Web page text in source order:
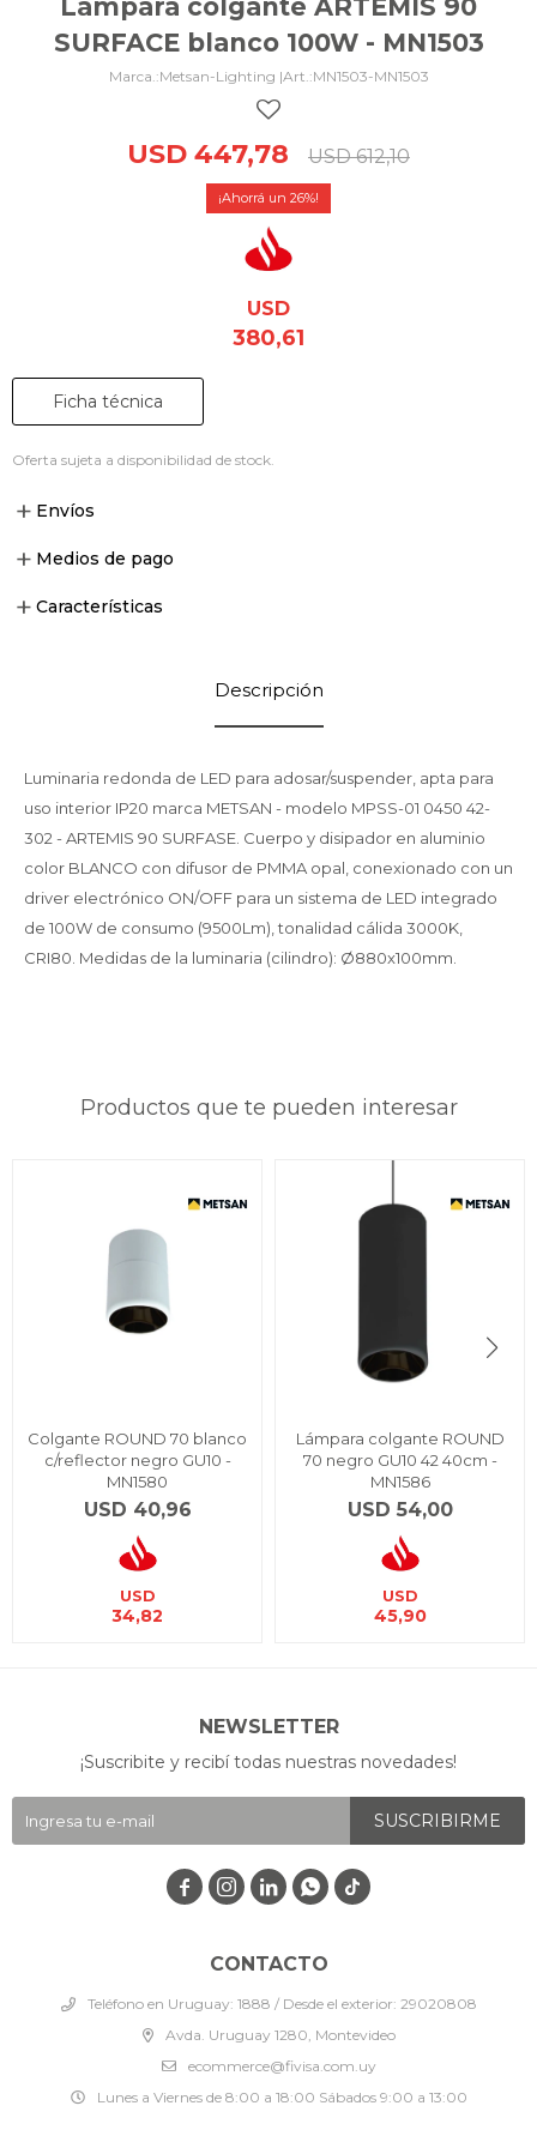
Lámpara colgante ARTEMIS 90
SURFACE blanco 100W - MN1503
Metsan-Lighting | MN1503-MN1503
USD 447,78 USD 612,10
26
USD
380,61
Ficha técnica
Oferta sujeta a disponibilidad de stock.
Envíos
Medios de pago
Características
Descripción
Luminaria redonda de LED para adosar/suspender, apta para
uso interior IP20 marca METSAN - modelo MPSS-01 0450 42-
302 - ARTEMIS 90 SURFASE. Cuerpo y disipador en aluminio
color BLANCO con difusor de PMMA opal, conexionado con un
driver electrónico ON/OFF para un sistema de LED integrado
de 100W de consumo (9500Lm), tonalidad cálida 3000K,
CRI80. Medidas de la luminaria (cilindro): Ø880x100mm.
Productos que te pueden interesar
Colgante ROUND 70 blanco
c/reflector negro GU10 -
MN1580
USD 40,96
USD
34,82
Lámpara colgante ROUND
70 negro GU10 42 40cm -
MN1586
USD 54,00
USD
45,90
CONTACTO
Teléfono en Uruguay: 1888 / Desde el exterior: 29020808
Avda. Uruguay 1280, Montevideo
ecommerce@fivisa.com.uy
Lunes a Viernes de 8:00 a 18:00 Sábados 9:00 a 13:00
NEWSLETTER
¡Suscribite y recibí todas nuestras novedades!
SUSCRIBIRME
   